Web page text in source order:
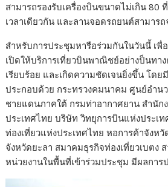
สามารถรองรับเครื่องบินขนาดไม่เกิน 80
เวลาเดียวกัน และลานจอดรถยนต์สามาร
สำหรับการประชุมหารือร่วมกันในวันนี้ เพื่
เปิดให้บริการเที่ยวบินพาณิชย์อย่างป็นทา
เรียบร้อย และเกิดความชัดเจนยิ่งขึ้น โดย
ประกอบด้วย กระทรวงคมนาคม ศูนย์อำน
ชายแดนภาคใต้ กรมท่าอากาศยาน สำนัก
ประเทศไทย บริษัท วิทยุการบินแห่งประเ
ท่องเที่ยวแห่งประเทศไทย หอการค้าจังห
จังหวัดยะลา สมาคมธุรกิจท่องเที่ยวเบตง
หน่วยงานในพื้นที่เข้าร่วมประชุม มีผลการ